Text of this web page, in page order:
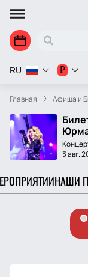
RU ₽
Главная Афиша и
3 авг.
НАШИ